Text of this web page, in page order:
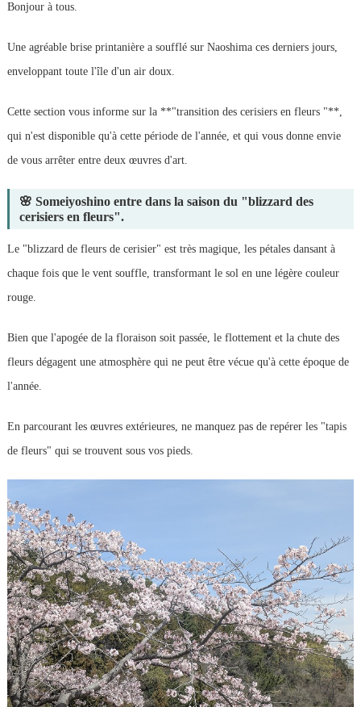
Bonjour à tous.
Une agréable brise printanière a soufflé sur Naoshima ces derniers jours,
enveloppant toute l'île d'un air doux.
Cette section vous informe sur la **"transition des cerisiers en fleurs "**,
qui n'est disponible qu'à cette période de l'année, et qui vous donne envie
de vous arrêter entre deux œuvres d'art.
🌸 Someiyoshino entre dans la saison du "blizzard des
cerisiers en fleurs".
Le "blizzard de fleurs de cerisier" est très magique, les pétales dansant à
chaque fois que le vent souffle, transformant le sol en une légère couleur
rouge.
Bien que l'apogée de la floraison soit passée, le flottement et la chute des
fleurs dégagent une atmosphère qui ne peut être vécue qu'à cette époque de
l'année.
En parcourant les œuvres extérieures, ne manquez pas de repérer les "tapis
de fleurs" qui se trouvent sous vos pieds.